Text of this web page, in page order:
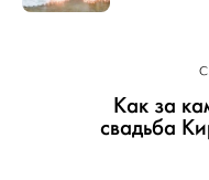
Как за
свадьба